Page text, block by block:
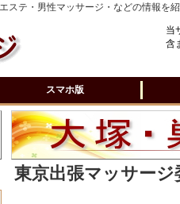
ステ・男性マッサージ・などの情報を
当
含
スマホ版
東京出張マッサー